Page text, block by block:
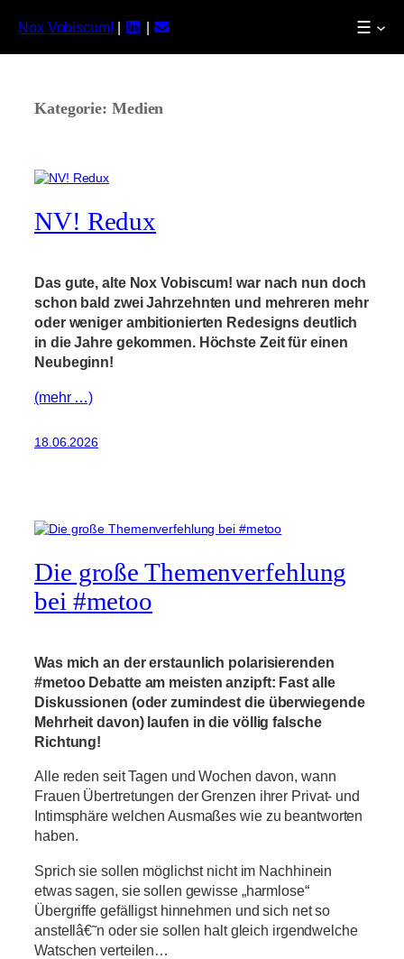
springen
Nox Vobiscum! | | ☰
Kategorie: Medien
NV! Redux
Das gute, alte Nox Vobiscum! war nach nun doch
schon bald zwei Jahrzehnten und mehreren mehr
oder weniger ambitionierten Redesigns deutlich
in die Jahre gekommen. Höchste Zeit für einen
Neubeginn!
(mehr …)
18.06.2026
Die große Themenverfehlung
bei #metoo
Was mich an der erstaunlich polarisierenden
#metoo Debatte am meisten anzipft: Fast alle
Diskussionen (oder zumindest die überwiegende
Mehrheit davon) laufen in die völlig falsche
Richtung!
Alle reden seit Tagen und Wochen davon, wann
Frauen Übertretungen der Grenzen ihrer Privat- und
Intimsphäre welchen Ausmaßes wie zu beantworten
haben.
Sprich sie sollen möglichst nicht im Nachhinein
etwas sagen, sie sollen gewisse „harmlose“
Übergriffe gefälligst hinnehmen und sich net so
anstellâ€˜n oder sie sollen halt gleich irgendwelche
Watschen verteilen…